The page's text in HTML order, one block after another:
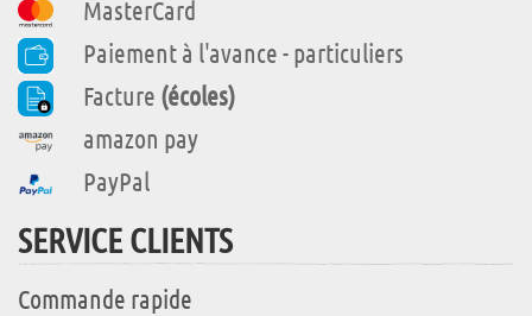
MasterCard
Paiement à l'avance - particuliers
Facture (écoles)
amazon pay
PayPal
SERVICE CLIENTS
Commande rapide